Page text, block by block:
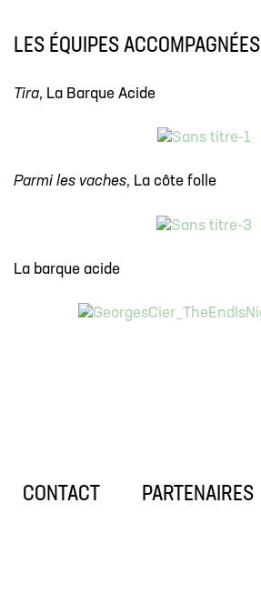
LES ÉQUIPES ACCOMPAGNÉES
Tira, La Barque Acide
Parmi les vaches, La côte folle
La barque acide
CONTACT PARTENAIRES